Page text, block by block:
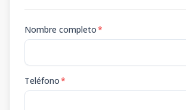
Nombre completo*
Teléfono*